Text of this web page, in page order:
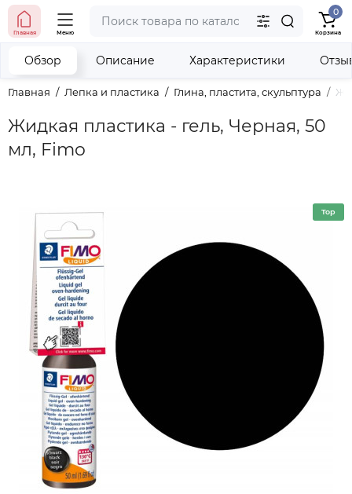
тел. (098) 673-42-06
наши контакты
Главная Меню
0
Корзина
Главная Лепка и пластика Глина, пластита, скульптура
Жидкая пластика - гель, Черная, 50
мл, Fimo
Обзор Описание Характеристики
Top